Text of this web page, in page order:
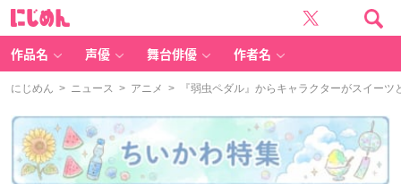
作品名 声優 舞台俳優 作者名
にじめん > ニュース > アニメ > 『弱虫ペダル』からキャラクターがスイーツ